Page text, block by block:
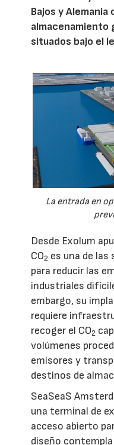
Bajos y
almacenamiento
situados bajo el
La entrada en
Desde Exolum
CO2 es una de las
para reducir las
industriales
embargo, su
requiere
recoger el CO2
volúmenes
emisores y
destinos de
SeaSeaS
una terminal de
acceso abierto
diseño